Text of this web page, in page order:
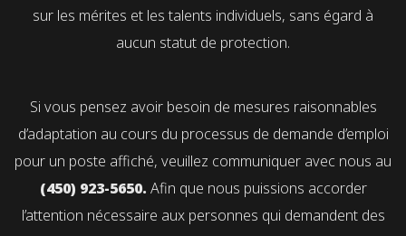
sur les mérites et les talents individuels, sans égard à
aucun statut de protection.
Si vous pensez avoir besoin de mesures raisonnables
d’adaptation au cours du processus de demande d’emploi
pour un poste affiché, veuillez communiquer avec nous au
(450) 923-5650. Afin que nous puissions accorder
l’attention nécessaire aux personnes qui demandent des